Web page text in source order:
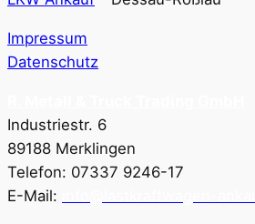
Impressum
Datenschutz
Industriestr. 6
89188 Merklingen
Telefon: 07337 9246-17
E-Mail: